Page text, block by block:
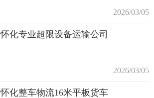
2026/03/05
怀化专业超限设备运输公司
2026/03/05
怀化整车物流16米平板货车